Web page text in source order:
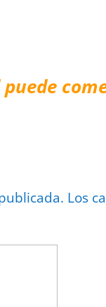
Los